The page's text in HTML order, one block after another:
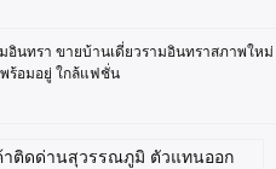
อินทรา ขายบ้านเดี่ยวรามอินทราสภาพใหม่
ร้อมอยู่ ใกล้แฟชั่น